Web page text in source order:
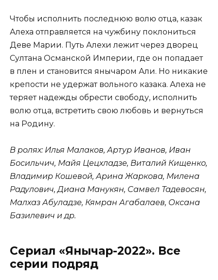
Чтобы исполнить последнюю волю отца, казак
Алеха отправляется на чужбину поклониться
Деве Марии. Путь Алехи лежит через дворец
Султана Османской Империи, где он попадает
в плен и становится янычаром Али. Но никакие
крепости не удержат вольного казака. Алеха не
теряет надежды обрести свободу, исполнить
волю отца, встретить свою любовь и вернуться
на Родину.
В ролях: Илья Малаков, Артур Иванов, Иван
Босильчич, Майя Цецхладзе, Виталий Кищенко,
Владимир Кошевой, Арина Жаркова, Милена
Радулович, Диана Манукян, Самвел Тадевосян,
Малхаз Абуладзе, Кямран Агабалаев, Оксана
Базилевич и др.
Сериал «Янычар-2022». Все
серии подряд